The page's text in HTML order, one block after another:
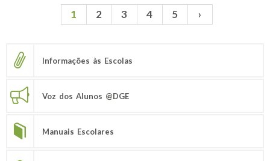
1 2 3 4 5 ›
Informações às Escolas
Voz dos Alunos @DGE
Manuais Escolares